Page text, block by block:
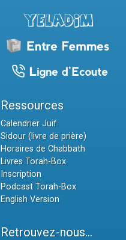
Ressources
Calendrier Juif
Sidour (livre de prière)
Horaires de Chabbath
Livres Torah-Box
Inscription
Podcast Torah-Box
English Version
Retrouvez-nous...